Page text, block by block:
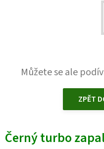
Můžete se ale
ZPĚT
Černý turbo